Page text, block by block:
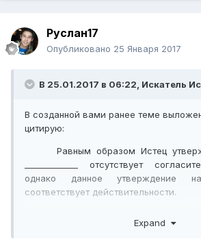
Руслан17
Опубликовано 25 Января 2017
В 25.01.2017 в 06:22, Искатель
В созданной вами ранее теме
цитирую:
Равным образом Истец
_____________ отсутствует
однако данное утверждение
соответствует действительности.
Expand